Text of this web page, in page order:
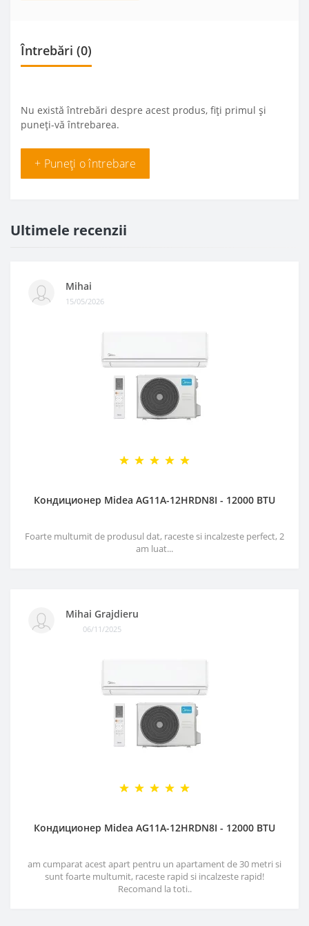
Întrebări (0)
Nu există întrebări despre acest produs, fiți primul și
puneți-vă întrebarea.
+ Puneți o întrebare
Ultimele recenzii
Mihai
15/05/2026
Кондиционер Midea AG11A-12HRDN8I - 12000 BTU
Foarte multumit de produsul dat, raceste si incalzeste perfect, 2
am luat...
Mihai Grajdieru
06/11/2025
Кондиционер Midea AG11A-12HRDN8I - 12000 BTU
am cumparat acest apart pentru un apartament de 30 metri si
sunt foarte multumit, raceste rapid si incalzeste rapid!
Recomand la toti..